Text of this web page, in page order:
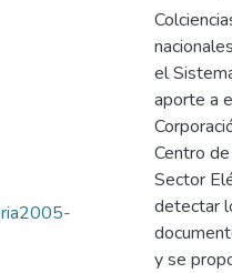
el
aporte a
Centro
Sector
detectar
y se